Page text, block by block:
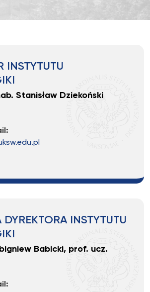
INSTYTUTU
Stanisław Dziekoński
DYREKTORA INSTYTUTU
Babicki, prof. ucz.